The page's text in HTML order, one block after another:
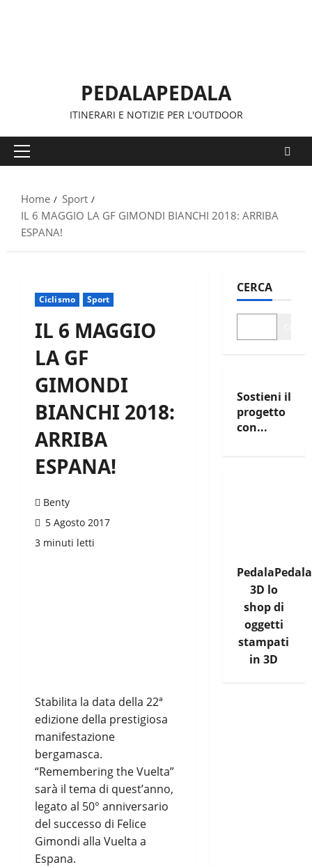
PEDALAPEDALA
ITINERARI E NOTIZIE PER L'OUTDOOR
Menu
Home
Sport
IL 6 MAGGIO LA GF GIMONDI BIANCHI 2018: ARRIBA
ESPANA!
Ciclismo Sport
IL 6 MAGGIO
LA GF
GIMONDI
BIANCHI 2018:
ARRIBA
ESPANA!
Benty
5 Agosto 2017
3 minuti letti
Stabilita la data della 22ª
edizione della prestigiosa
manifestazione
bergamasca.
“Remembering the Vuelta”
sarà il tema di quest’anno,
legato al 50° anniversario
del successo di Felice
Gimondi alla Vuelta a
Espana.
CERCA
Sostieni il
progetto
con...
PedalaPedala
3D lo
shop di
oggetti
stampati
in 3D